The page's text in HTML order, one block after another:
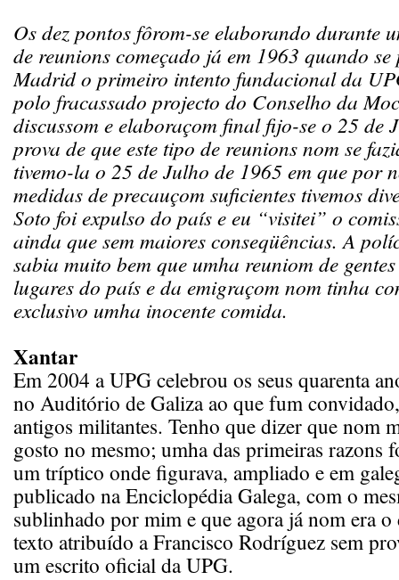
Os dez pontos fôrom-se elaborando durante
de reunions começado já em 1963 quando se
Madrid o primeiro intento fundacional da
polo fracassado projecto do Conselho da
discussom e elaboraçom final fijo-se o 25 de
prova de que este tipo de reunions nom se
tivemo-la o 25 de Julho de 1965 em que por
medidas de precauçom suficientes tivemos
Soto foi expulso do país e eu “visitei” o
ainda que sem maiores conseqüências. A
sabia muito bem que umha reuniom de
lugares do país e da emigraçom nom tinha
exclusivo umha inocente comida.
Xantar
Em 2004 a UPG celebrou os seus quarenta
no Auditório de Galiza ao que fum
antigos militantes. Tenho que dizer que nom
gosto no mesmo; umha das primeiras razons
um tríptico onde figurava, ampliado e em
publicado na Enciclopédia Galega, com o
sublinhado por mim e que agora já nom era
texto atribuído a Francisco Rodríguez sem
um escrito oficial da UPG.